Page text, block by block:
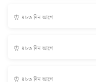
⏰ ৪৮৩ দিন আগে
⏰ ৪৮৩ দিন আগে
⏰ ৪৮৩ দিন আগে